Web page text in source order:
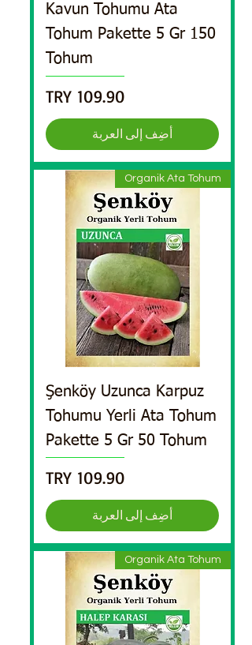
Kavun Tohumu Ata
Tohum Pakette 5 Gr 150
Tohum
السعر
أضِف إلى العربة
Organik Ata Tohum
Şenköy Uzunca Karpuz
Tohumu Yerli Ata Tohum
Pakette 5 Gr 50 Tohum
السعر
أضِف إلى العربة
Organik Ata Tohum